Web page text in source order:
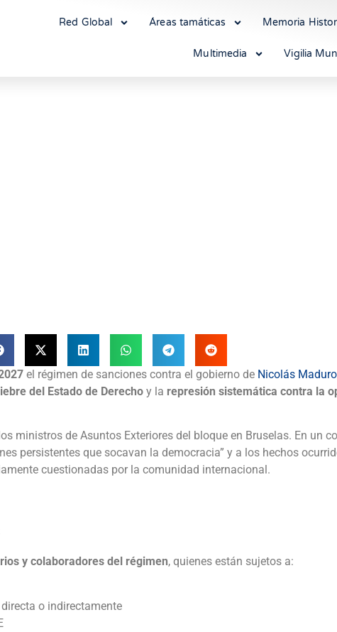
Red Global Áreas tamáticas Memoria
Multimedia Vigilia
el régimen de sanciones contra el gobierno de Nicolás Maduro
del Estado de Derecho y la represión sistemática contra la
ministros de Asuntos Exteriores del bloque en Bruselas. En un
persistentes que socavan la democracia” y a los hechos
cuestionadas por la comunidad internacional.
y colaboradores del régimen, quienes están sujetos a:
directa o indirectamente